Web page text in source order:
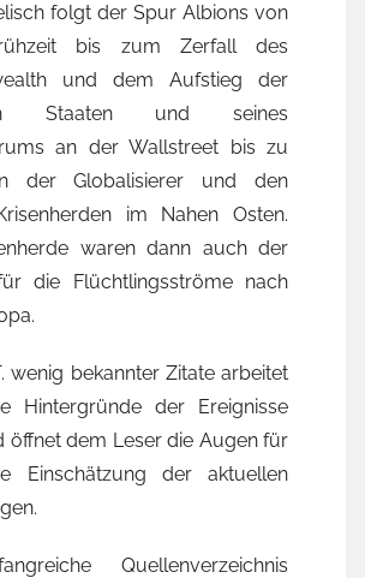
folgt der Spur Albions von
bis zum Zerfall des
und dem Aufstieg der
Staaten und seines
an der Wallstreet bis zu
der Globalisierer und den
im Nahen Osten.
waren dann auch der
die Flüchtlingsströme nach
wenig bekannter Zitate arbeitet
Hintergründe der Ereignisse
öffnet dem Leser die Augen für
Einschätzung der aktuellen
Quellenverzeichnis